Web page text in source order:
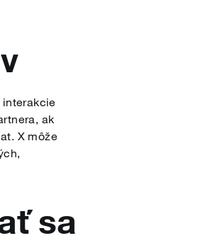
interakcie
ak
X môže
sa